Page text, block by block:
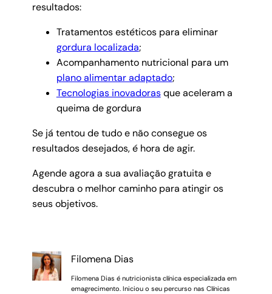
resultados:
Tratamentos estéticos para eliminar
gordura localizada;
Acompanhamento nutricional para um
plano alimentar adaptado;
Tecnologias inovadorasque aceleram a
queima de gordura
Se já tentou de tudo e não consegue os
resultados desejados, é hora de agir.
Agende agora a sua avaliação gratuita e
descubra o melhor caminho para atingir os
seus objetivos.
Filomena Dias
Filomena Dias é nutricionista clínica especializada em
emagrecimento. Iniciou o seu percurso nas Clínicas